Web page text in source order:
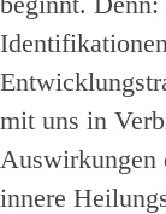
mit uns in
Auswirkungen
innere